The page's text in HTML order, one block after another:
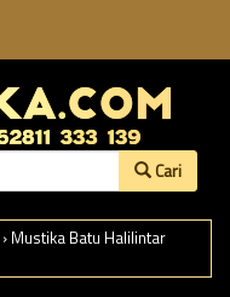
Cari
› Mustika Batu Halilintar